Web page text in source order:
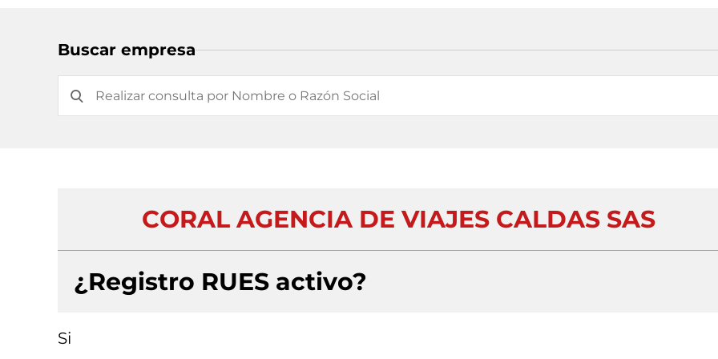
Buscar empresa
CORAL AGENCIA DE VIAJES CALDAS SAS
¿Registro RUES activo?
Si